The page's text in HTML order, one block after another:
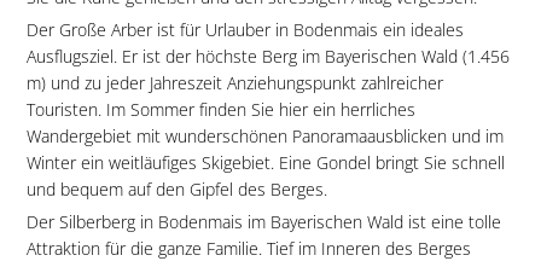
Der Große Arber ist für Urlauber in Bodenmais ein ideales
Ausflugsziel. Er ist der höchste Berg im Bayerischen Wald (1.456
m) und zu jeder Jahreszeit Anziehungspunkt zahlreicher
Touristen. Im Sommer finden Sie hier ein herrliches
Wandergebiet mit wunderschönen Panoramaausblicken und im
Winter ein weitläufiges Skigebiet. Eine Gondel bringt Sie schnell
und bequem auf den Gipfel des Berges.
Der Silberberg in Bodenmais im Bayerischen Wald ist eine tolle
Attraktion für die ganze Familie. Tief im Inneren des Berges